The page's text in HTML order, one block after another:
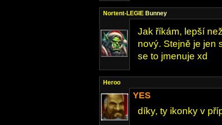
Nortent-LEGIE Bunney
Jak říkám, lepší
nový. Stejně je jen
se to jmenuje xd
Heroo
YES
díky, ty ikonky v